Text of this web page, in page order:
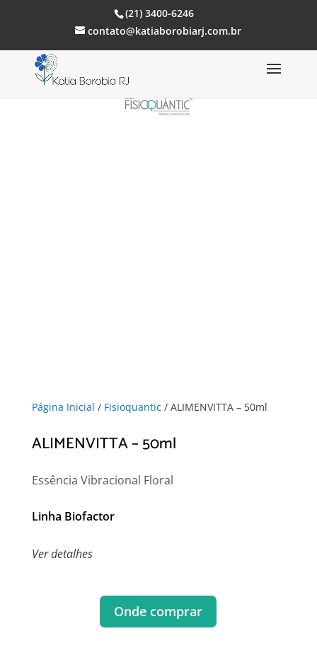
(21) 3400-6246
contato@katiaborobiarj.com.br
Página Inicial / Fisioquantic / ALIMENVITTA – 50ml
ALIMENVITTA – 50ml
Essência Vibracional Floral
Linha Biofactor
Ver detalhes
Onde comprar